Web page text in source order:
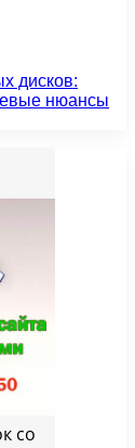
дисков:
нюансы